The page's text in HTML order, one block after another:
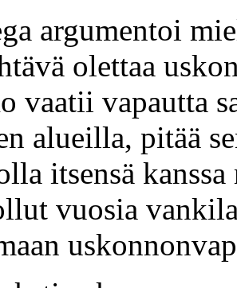
argumentoi
olettaa
vaatii vapautta
alueilla, pitää
itsensä
vuosia